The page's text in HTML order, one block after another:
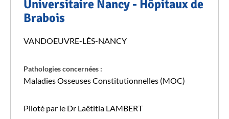
Universitaire Nancy - Hôpitaux de
Brabois
VANDOEUVRE-LÈS-NANCY
Pathologies concernées :
Maladies Osseuses Constitutionnelles (MOC)
Piloté par le Dr Laëtitia LAMBERT